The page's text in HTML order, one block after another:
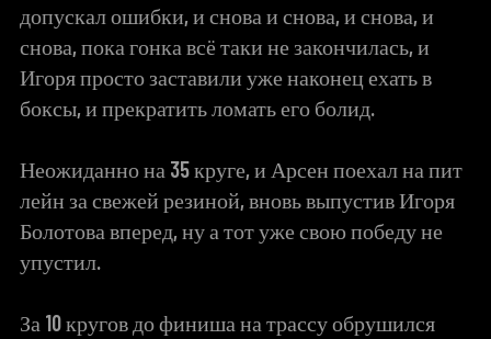
допускал ошибки, и снова и снова, и снова, и
снова, пока гонка всё таки не закончилась, и
Игоря просто заставили уже наконец ехать в
боксы, и прекратить ломать его болид.
Неожиданно на 35 круге, и Арсен поехал на пит
лейн за свежей резиной, вновь выпустив Игоря
Болотова вперед, ну а тот уже свою победу не
упустил.
За 10 кругов до финиша на трассу обрушился